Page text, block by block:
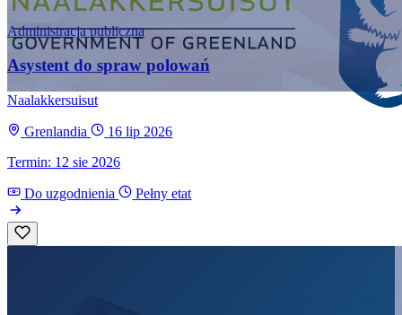
Administracja publiczna
Asystent do spraw polowań
Naalakkersuisut
Grenlandia
16 lip 2026
Termin: 12 sie 2026
Do uzgodnienia Pełny etat